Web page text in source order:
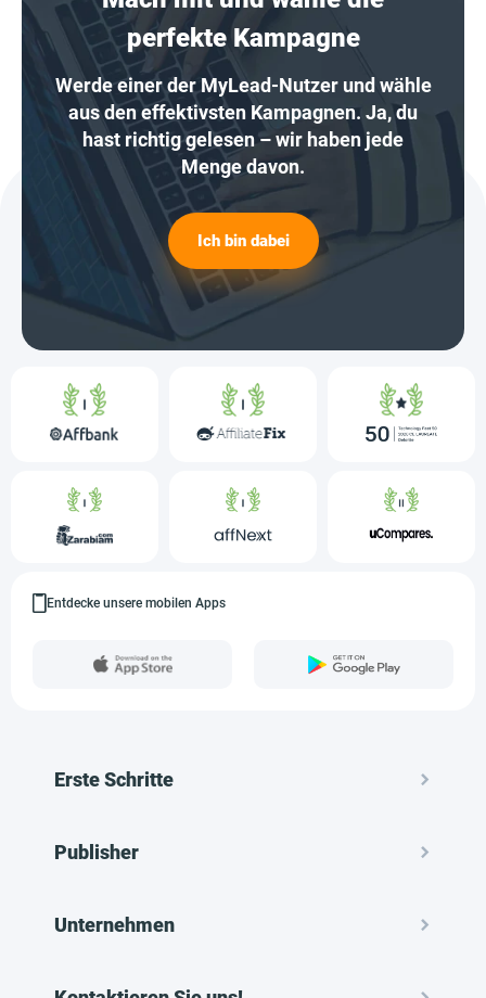
perfekte Kampagne
Werde einer der MyLead-Nutzer und wähle
aus den effektivsten Kampagnen. Ja, du
hast richtig gelesen – wir haben jede
Menge davon.
Ich bin dabei
Entdecke unsere mobilen Apps
Erste Schritte
Publisher
Unternehmen